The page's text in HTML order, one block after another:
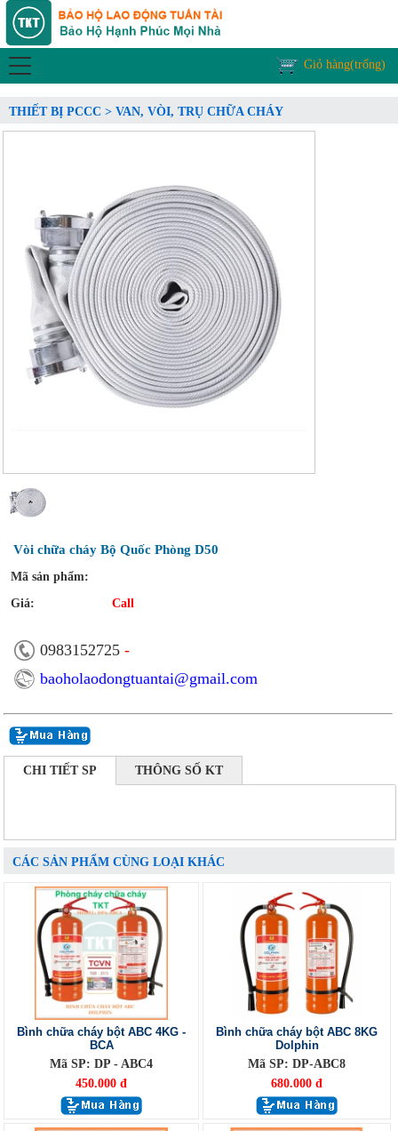
Giỏ hàng(trống)
THIẾT BỊ PCCC > VAN, VÒI, TRỤ CHỮA CHÁY
Vòi chữa cháy Bộ Quốc Phòng D50
Mã sản phẩm:
Giá:
Call
0983152725 -
baoholaodongtuantai@gmail.com
CHI TIẾT SP THÔNG SỐ KT
CÁC SẢN PHẨM CÙNG LOẠI KHÁC
Bình chữa cháy bột ABC 4KG -
BCA
Mã SP: DP - ABC4
450.000 đ
Bình chữa cháy bột ABC 8KG
Dolphin
Mã SP: DP-ABC8
680.000 đ